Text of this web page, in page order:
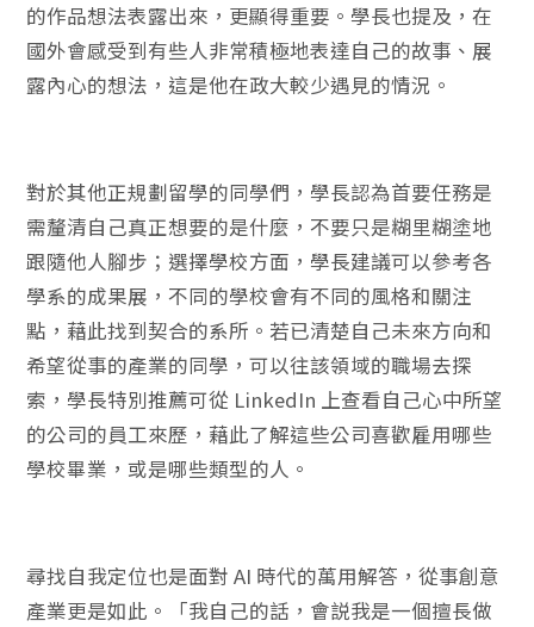
的作品想法表露出來，更顯得重要。學長也提及，在
國外會感受到有些人非常積極地表達自己的故事、展
露內心的想法，這是他在政大較少遇見的情況。
對於其他正規劃留學的同學們，學長認為首要任務是
需釐清自己真正想要的是什麼，不要只是糊里糊塗地
跟隨他人腳步；選擇學校方面，學長建議可以參考各
學系的成果展，不同的學校會有不同的風格和關注
點，藉此找到契合的系所。若已清楚自己未來方向和
希望從事的產業的同學，可以往該領域的職場去探
索，學長特別推薦可從 LinkedIn 上查看自己心中所望
的公司的員工來歷，藉此了解這些公司喜歡雇用哪些
學校畢業，或是哪些類型的人。
尋找自我定位也是面對 AI 時代的萬用解答，從事創意
產業更是如此。「我自己的話，會説我是一個擅長做